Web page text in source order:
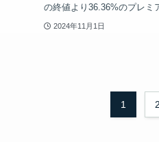
の終値より36.36%のプレミ
2024年11月1日
1 2